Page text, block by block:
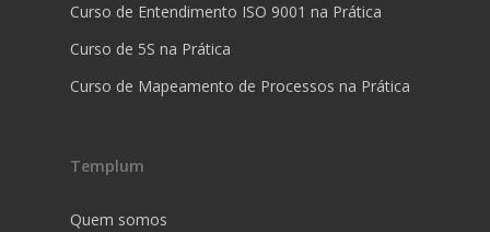
Curso de Entendimento ISO 9001 na Prática
Curso de 5S na Prática
Curso de Mapeamento de Processos na Prática
Templum
Quem somos